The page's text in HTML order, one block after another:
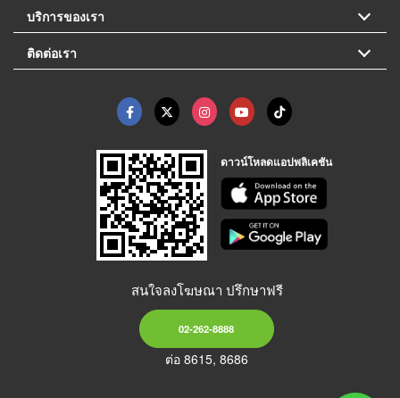
บริการของเรา
ติดต่อเรา
ดาวน์โหลดแอปพลิเคชัน
สนใจลงโฆษณา ปรึกษาฟรี
02-262-8888
ต่อ 8615, 8686